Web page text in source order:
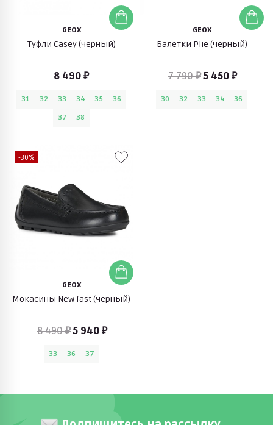
GEOX
Туфли Casey (черный)
8 490 ₽
31 32 33 34 35
36
37
38
GEOX
Балетки Plie (черный)
7 790 ₽5 450 ₽
30 32 33 34 36
-30%
GEOX
Мокасины New fast (черный)
8 490 ₽5 940 ₽
33 36 37